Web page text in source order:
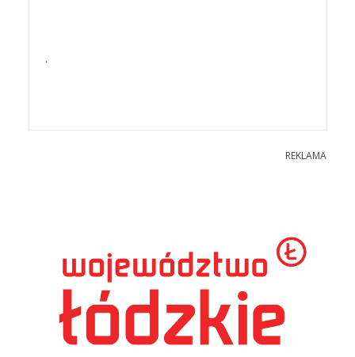
.
REKLAMA